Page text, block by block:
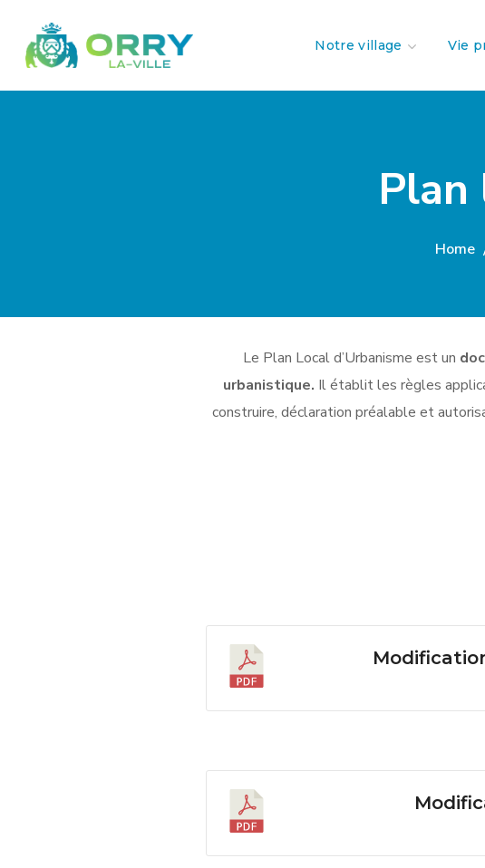
Notre village Vie
Plan
Home
Le Plan Local d’Urbanisme est un
urbanistique. Il établit les règles
construire, déclaration préalable et